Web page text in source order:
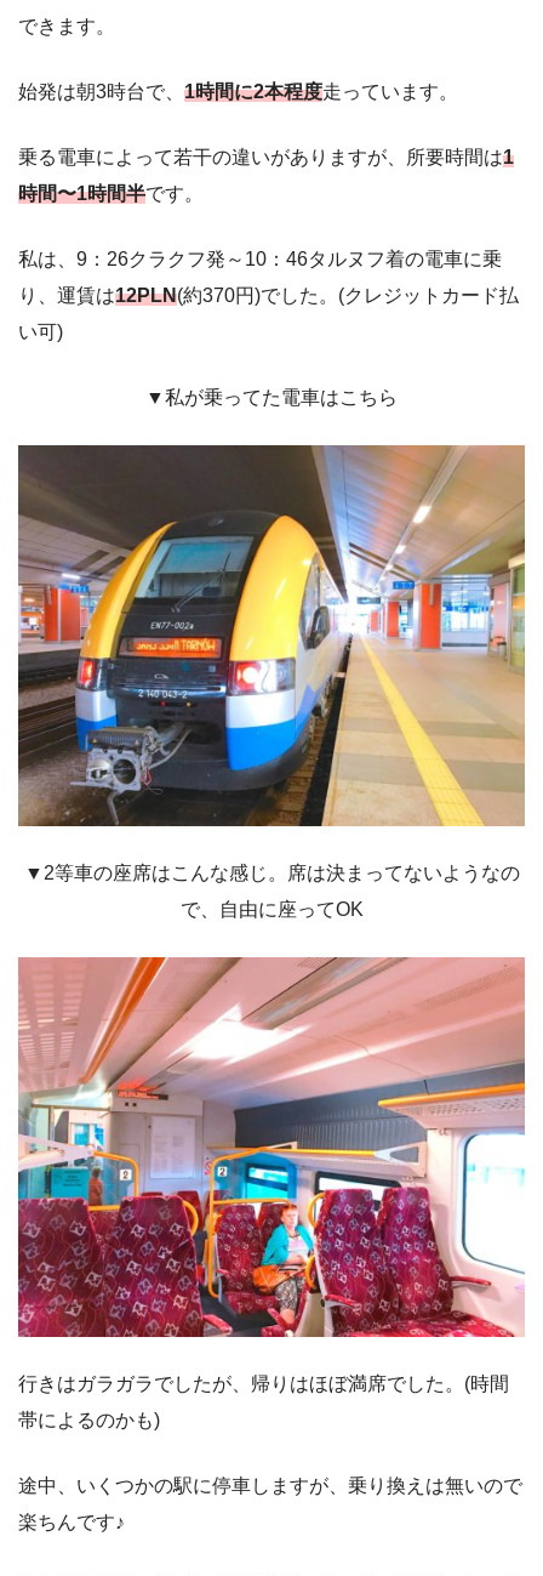
できます。
始発は朝3時台で、 1時間に2本程度走っています。
乗る電車によって若干の違いがありますが、所要時間は1
時間〜1時間半です。
私は、9：26クラクフ発～10：46タルヌフ着の電車に乗
り、運賃は12PLN(約370円)でした。(クレジットカード払
い可)
▼私が乗ってた電車はこちら
▼2等車の座席はこんな感じ。席は決まってないようなの
で、自由に座ってOK
行きはガラガラでしたが、帰りはほぼ満席でした。(時間
帯によるのかも)
途中、いくつかの駅に停車しますが、乗り換えは無いので
楽ちんです♪